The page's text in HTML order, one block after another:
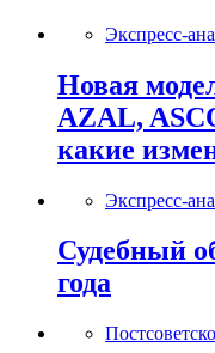
Экспресс-
Новая
AZAL,
какие
Экспресс-
Судебный
года